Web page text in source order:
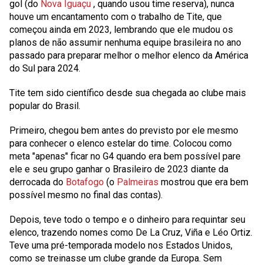
gol (do Nova Iguaçu , quando usou time reserva), nunca
houve um encantamento com o trabalho de Tite, que
começou ainda em 2023, lembrando que ele mudou os
planos de não assumir nenhuma equipe brasileira no ano
passado para preparar melhor o melhor elenco da América
do Sul para 2024.
Tite tem sido científico desde sua chegada ao clube mais
popular do Brasil.
Primeiro, chegou bem antes do previsto por ele mesmo
para conhecer o elenco estelar do time. Colocou como
meta "apenas" ficar no G4 quando era bem possível pare
ele e seu grupo ganhar o Brasileiro de 2023 diante da
derrocada do Botafogo (o Palmeiras mostrou que era bem
possível mesmo no final das contas).
Depois, teve todo o tempo e o dinheiro para requintar seu
elenco, trazendo nomes como De La Cruz, Viña e Léo Ortiz.
Teve uma pré-temporada modelo nos Estados Unidos,
como se treinasse um clube grande da Europa. Sem